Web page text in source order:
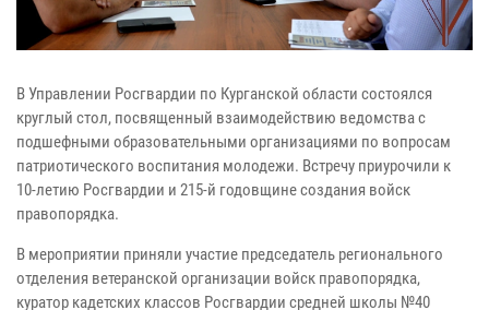
В Управлении Росгвардии по Курганской области состоялся
круглый стол, посвященный взаимодействию ведомства с
подшефными образовательными организациями по вопросам
патриотического воспитания молодежи. Встречу приурочили к
10-летию Росгвардии и 215-й годовщине создания войск
правопорядка.
В мероприятии приняли участие председатель регионального
отделения ветеранской организации войск правопорядка,
куратор кадетских классов Росгвардии средней школы №40